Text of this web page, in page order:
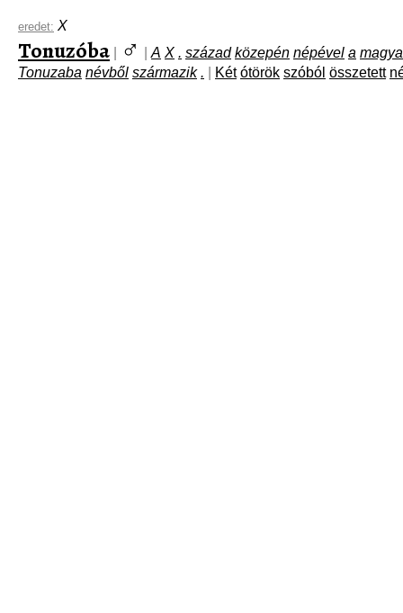
eredet: X
Tonuzóba ♂ A X . század közepén népével a
Tonuzaba névből származik . Két ótörök szóból összetett